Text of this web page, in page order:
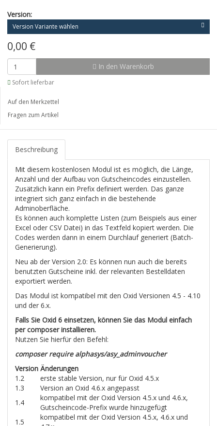
Version:
Version Variante wählen
0,00 €
In den Warenkorb
Sofort lieferbar
Auf den Merkzettel
Fragen zum Artikel
Beschreibung
Mit diesem kostenlosen Modul ist es möglich, die Länge,
Anzahl und der Aufbau von Gutscheincodes einzustellen.
Zusätzlich kann ein Prefix definiert werden. Das ganze
integriert sich ganz einfach in die bestehende
Adminoberfläche.
Es können auch komplette Listen (zum Beispiels aus einer
Excel oder CSV Datei) in das Textfeld kopiert werden. Die
Codes werden dann in einem Durchlauf generiert (Batch-
Generierung).
Neu ab der Version 2.0: Es können nun auch die bereits
benutzten Gutscheine inkl. der relevanten Bestelldaten
exportiert werden.
Das Modul ist kompatibel mit den Oxid Versionen 4.5 - 4.10
und der 6.x.
Falls Sie Oxid 6 einsetzen, können Sie das Modul einfach
per composer installieren.
Nutzen Sie hierfür den Befehl:
composer require alphasys/asy_adminvoucher
Version Änderungen
1.2
erste stable Version, nur für Oxid 4.5.x
1.3
Version an Oxid 4.6.x angepasst
1.4
kompatibel mit der Oxid Version 4.5.x und 4.6.x,
Gutscheincode-Prefix wurde hinzugefügt
1.5
kompatibel mit der Oxid Version 4.5.x, 4.6.x und